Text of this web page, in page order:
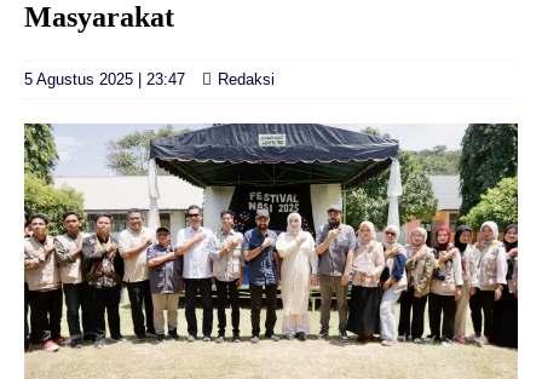
Masyarakat
5 Agustus 2025 | 23:47 Redaksi